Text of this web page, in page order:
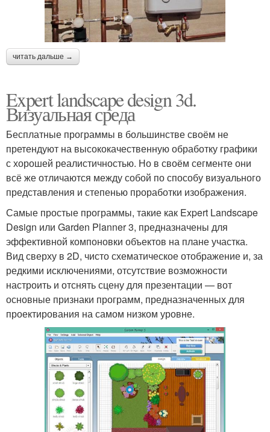
читать дальше →
Expert landscape design 3d.
Визуальная среда
Бесплатные программы в большинстве своём не
претендуют на высококачественную обработку графики
с хорошей реалистичностью. Но в своём сегменте они
всё же отличаются между собой по способу визуального
представления и степенью проработки изображения.
Самые простые программы, такие как Expert Landscape
Design или Garden Planner 3, предназначены для
эффективной компоновки объектов на плане участка.
Вид сверху в 2D, чисто схематическое отображение и, за
редкими исключениями, отсутствие возможности
настроить и отснять сцену для презентации — вот
основные признаки программ, предназначенных для
проектирования на самом низком уровне.